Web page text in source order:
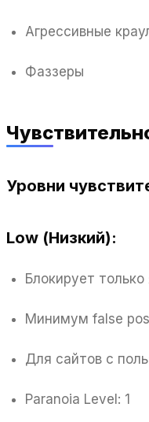
Агрессивные
Фаззеры
Уровни
Low (Низкий):
Блокирует
Минимум false
Для сайтов с
Paranoia Level: 1